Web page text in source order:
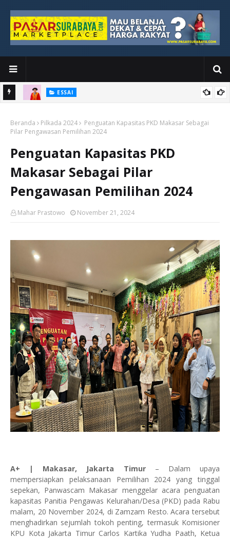
ESSAI
Tidak Berhenti di Panggung Wisuda
Beranda Pilkada 2024
Penguatan Kapasitas PKD Makasar Sebagai
Pilar Pengawasan Pemilihan 2024
Penguatan Kapasitas PKD
Makasar Sebagai Pilar
Pengawasan Pemilihan 2024
Mahar Prastowo November 21, 2024
A+ | Makasar, Jakarta Timur– Dalam upaya
mempersiapkan pelaksanaan Pemilihan 2024 yang tinggal
sepekan, Panwascam Makasar menggelar acara penguatan
kapasitas Panitia Pengawas Kelurahan/Desa (PKD) pada Rabu
malam, 20 November 2024, di Zamzam Resto. Acara tersebut
menghadirkan sejumlah tokoh penting, termasuk Komisioner
KPU Kota Jakarta Timur Carlos Kartika Yudha Paath, Ketua